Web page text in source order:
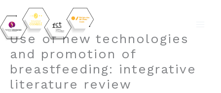
Skip
content
Use of new technologies
and promotion of
breastfeeding: integrative
literature review